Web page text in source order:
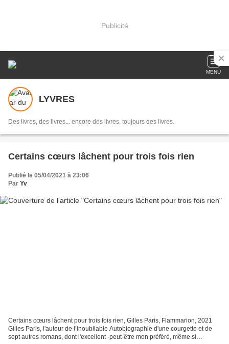
Publicité
MENU
LYVRES
Des livres, des livres... encore des livres, toujours des livres.
Certains cœurs lâchent pour trois fois rien
Publié le 05/04/2021 à 23:06
Par Yv
Certains cœurs lâchent pour trois fois rien, Gilles Paris, Flammarion, 2021
Gilles Paris, l'auteur de l’inoubliable Autobiographie d'une courgette et de
sept autres romans, dont l'excellent -peut-être mon préféré, même si